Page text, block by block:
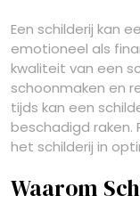
Een schilderij kan
emotioneel als
kwaliteit van een
schoonmaken en
tijds kan een
beschadigd raken.
het schilderij in
Waarom